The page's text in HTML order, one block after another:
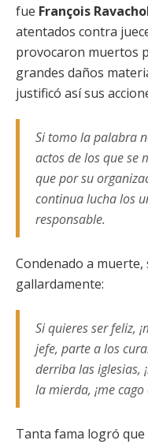
fue François
atentados contra
provocaron muertos
grandes daños
justificó así sus
Si tomo la palabra
actos de los que se
que por su
continua lucha los
responsable.
Condenado a
gallardamente:
Si quieres ser feliz,
jefe, parte a los
derriba las iglesias,
la mierda, ¡me cago
Tanta fama logró